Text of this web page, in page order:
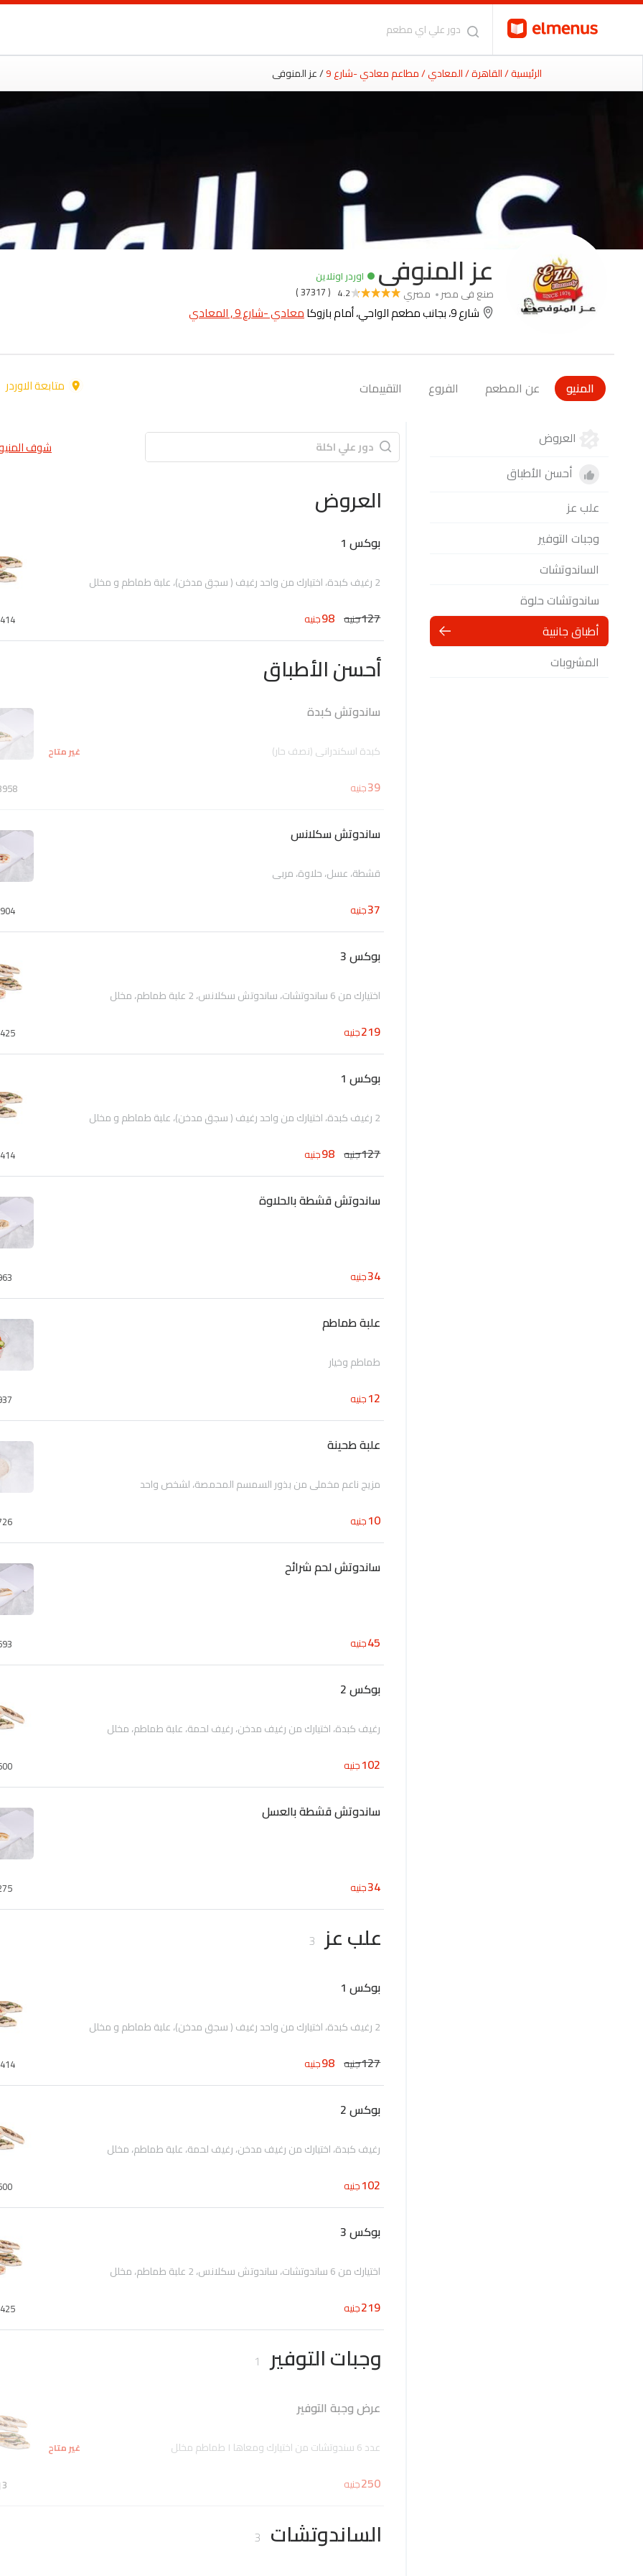
الرئيسية/ القاهرة/ المعادي/ مطاعم معادي -شارع 9 / عز المنوفى
عز المنوفى اوردر اونلاين
4.2
( 37317 ) صنع فى مصر مصري
شارع 9، بجانب مطعم الواحي، أمام بازوكا معادي -شارع 9 , المعادي
متابعة الاوردر المنيو عن المطعم الفروع التقييمات
العروض
أحسن الأطباق
علب عز
وجبات التوفير
الساندوتشات
ساندوتشات حلوة
أطباق جانبية
المشروبات
شوف
العروض
بوكس 1
2 رغيف كبدة، اختيارك من واحد رغيف ( سجق مدخن)، علبة طماطم و مخلل
127جنيه 98جنيه
أحسن الأطباق
ساندوتش كبدة
كبدة اسكندراني (نصف حار) غير متاح
39جنيه
ساندوتش سكلانس
قشطة، عسل، حلاوة، مربي
37جنيه
بوكس 3
اختيارك من 6 ساندوتشات، ساندوتش سكلانس، 2 علبة طماطم، مخلل
219جنيه
بوكس 1
2 رغيف كبدة، اختيارك من واحد رغيف ( سجق مدخن)، علبة طماطم و مخلل
127جنيه 98جنيه
ساندوتش قشطة بالحلاوة
34جنيه
علبة طماطم
طماطم وخيار
12جنيه
علبة طحينة
مزيج ناعم مخملي من بذور السمسم المحمصة، لشخص واحد
10جنيه
ساندوتش لحم شرائح
45جنيه
بوكس 2
رغيف كبدة، اختيارك من رغيف مدخن، رغيف لحمة، علبة طماطم، مخلل
102جنيه
ساندوتش قشطة بالعسل
34جنيه
علب عز 3
بوكس 1
2 رغيف كبدة، اختيارك من واحد رغيف ( سجق مدخن)، علبة طماطم و مخلل
127جنيه 98جنيه
بوكس 2
رغيف كبدة، اختيارك من رغيف مدخن، رغيف لحمة، علبة طماطم، مخلل
102جنيه
بوكس 3
اختيارك من 6 ساندوتشات، ساندوتش سكلانس، 2 علبة طماطم، مخلل
219جنيه
وجبات التوفير 1
عرض وجبة التوفير
عدد 6 سندوتشات من اختيارك ومعاها ١ طماطم مخلل غير متاح
250جنيه 3
الساندوتشات 3